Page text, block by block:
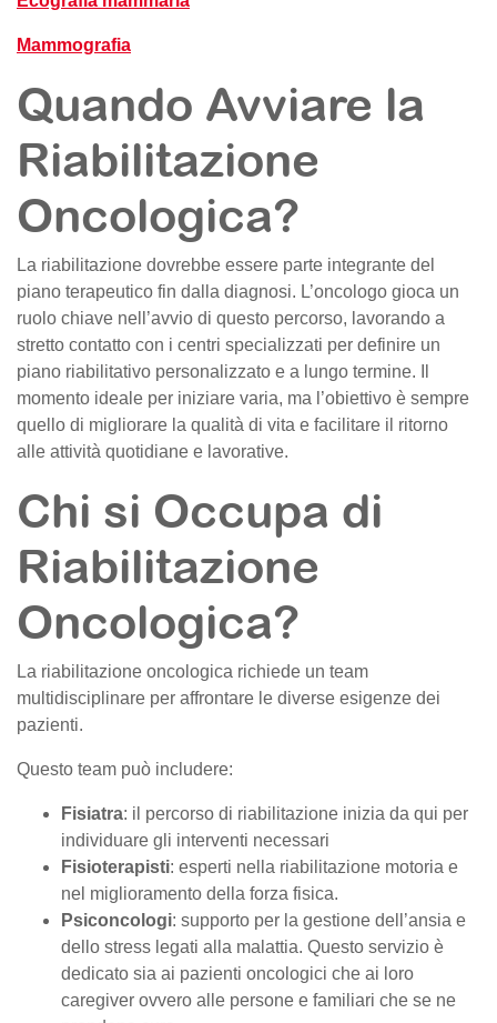
Mammografia
Quando Avviare la
Riabilitazione
Oncologica?
La riabilitazione dovrebbe essere parte integrante del
piano terapeutico fin dalla diagnosi. L’oncologo gioca un
ruolo chiave nell’avvio di questo percorso, lavorando a
stretto contatto con i centri specializzati per definire un
piano riabilitativo personalizzato e a lungo termine. Il
momento ideale per iniziare varia, ma l’obiettivo è sempre
quello di migliorare la qualità di vita e facilitare il ritorno
alle attività quotidiane e lavorative.
Chi si Occupa di
Riabilitazione
Oncologica?
La riabilitazione oncologica richiede un team
multidisciplinare per affrontare le diverse esigenze dei
pazienti.
Questo team può includere:
Fisiatra: il percorso di riabilitazione inizia da qui per
individuare gli interventi necessari
Fisioterapisti: esperti nella riabilitazione motoria e
nel miglioramento della forza fisica.
Psiconcologi: supporto per la gestione dell’ansia e
dello stress legati alla malattia. Questo servizio è
dedicato sia ai pazienti oncologici che ai loro
caregiver ovvero alle persone e familiari che se ne